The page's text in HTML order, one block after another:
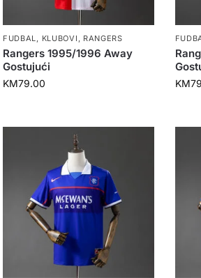
FUDBAL, KLUBOVI , RANGERS
Rangers 1995/1996 Away
Gostujući
KM79.00 KM